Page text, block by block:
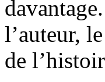
l’auteur,
de